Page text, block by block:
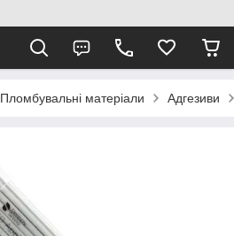
Пломбувальні матеріали Адгезиви